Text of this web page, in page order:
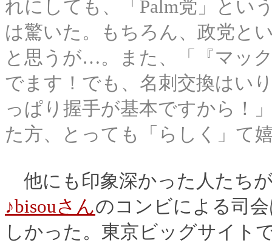
れにしても、「Palm党」とい
は驚いた。もちろん、政党と
と思うが…。また、「『マッ
でます！でも、名刺交換はい
っぱり握手が基本ですから！
た方、とっても「らしく」て
他にも印象深かった人たち
♪bisouさんのコンビによる司
しかった。東京ビッグサイト